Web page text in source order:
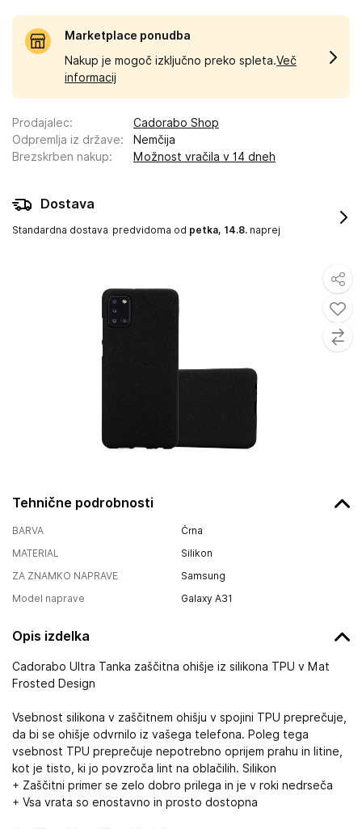
Tehnične podrobnosti
BARVA
Črna
MATERIAL
Silikon
ZA ZNAMKO NAPRAVE
Samsung
Model naprave
Galaxy A31
Opis izdelka
Cadorabo Ultra Tanka zaščitna ohišje iz silikona TPU v Mat
Frosted Design
Vsebnost silikona v zaščitnem ohišju v spojini TPU preprečuje,
da bi se ohišje odvrnilo iz vašega telefona. Poleg tega
vsebnost TPU preprečuje nepotrebno oprijem prahu in litine,
kot je tisto, ki jo povzroča lint na oblačilih. Silikon
+ Zaščitni primer se zelo dobro prilega in je v roki nedrseča
+ Vsa vrata so enostavno in prosto dostopna
Marketplace ponudba
Nakup je mogoč izključno preko spleta.Več
informacij
Prodajalec:
Cadorabo Shop
Odpremlja iz države:
Nemčija
Brezskrben nakup: Možnost vračila v 14 dneh
Dostava
Standardna dostava predvidoma od petka, 14.8. naprej